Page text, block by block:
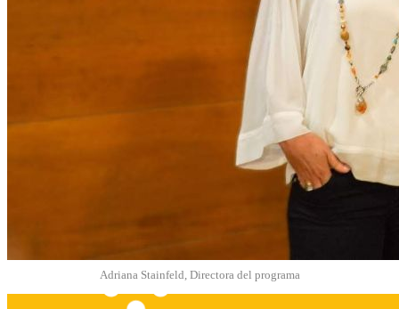
Adriana Stainfeld, Directora del programa